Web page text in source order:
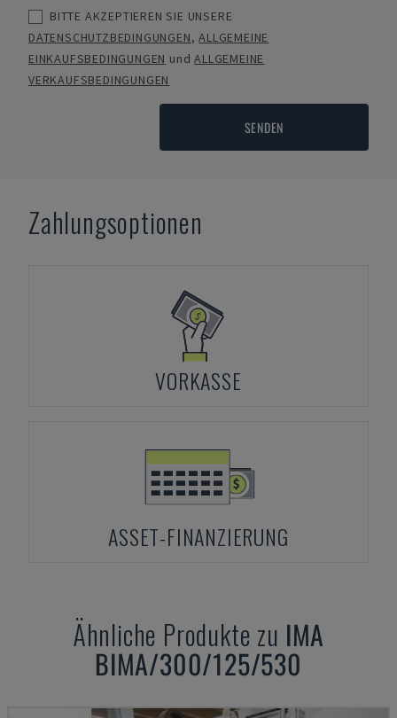
BITTE AKZEPTIEREN SIE UNSERE
DATENSCHUTZBEDINGUNGEN,ALLGEMEINE
EINKAUFSBEDINGUNGEN undALLGEMEINE
VERKAUFSBEDINGUNGEN
SENDEN
Zahlungsoptionen
VORKASSE
ASSET-FINANZIERUNG
Ähnliche Produkte zu IMA
BIMA/300/125/530